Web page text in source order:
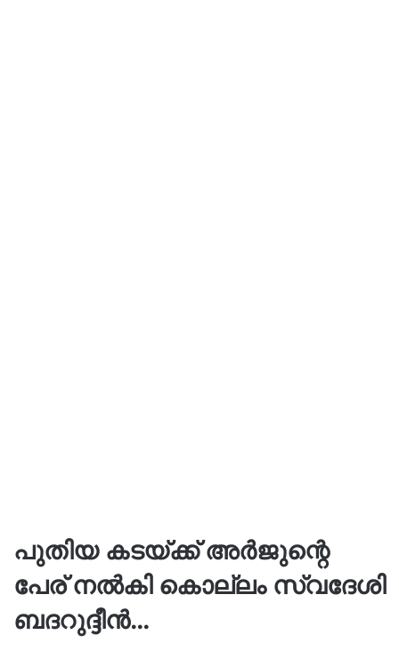
പുതിയ കടയ്ക്ക് അർജുന്റെ
പേര് നൽകി കൊല്ലം സ്വദേശി
ബദറുദ്ദീൻ…